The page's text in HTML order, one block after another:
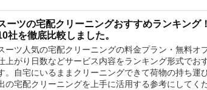
ーツの宅配クリーニングおすすめランキング
社を徹底比較しました。
ーツ人気の宅配クリーニングの料金プラン・無料オ
上がり日数などサービス内容をランキング形式でお
。自宅にいるままクリーニングできて荷物の持ち運
の宅配クリーニングを上手に活用する参考にしてく